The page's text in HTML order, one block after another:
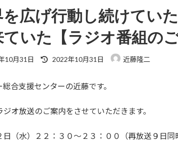
を広げ行動し続けてい
いた【ラジオ番組のご
10月31日
最
新
時
:
2022年10月31日 近藤隆二
総合支援センターの近藤です。
ジオ放送のご案内をさせていただきます。
日（水）２２：３０〜２３：００（再放送９日同